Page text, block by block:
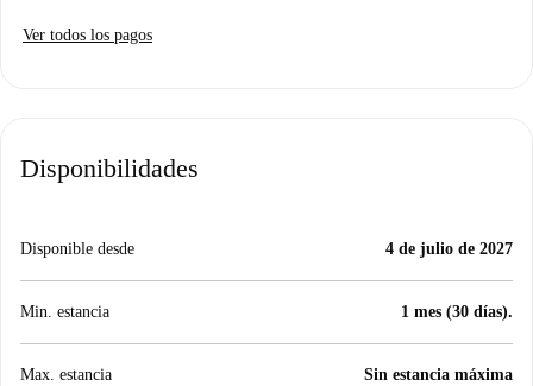
Ver todos los pagos
Disponibilidades
Disponible desde 4 de julio de 2027
Min. estancia 1 mes (30 días).
Max. estancia Sin estancia máxima